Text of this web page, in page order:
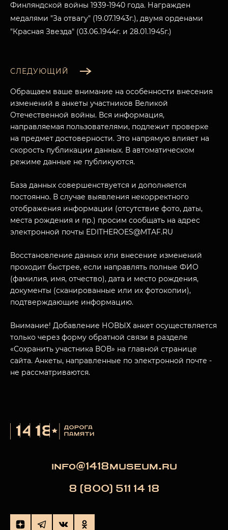
МУЗЕЙНЫЙ КОМПЛЕКС
О НАС
НАЗАД
Финляндской войны 1939-1940 года. Награжден
медалями "За отвагу" (19.07.1943г.), двумя орденами
"Красная Звезда" (03.06.1944г. и 28.01.1945г.)
СЛЕДУЮЩИЙ
Обращаем ваше внимание на особенности внесения
изменений в анкеты участников Великой
Отечественной войны. Вся информация,
направляемая пользователями, подлежит проверке
на предмет достоверности. Это напрямую влияет на
скорость публикации данных. В автоматическом
режиме данные не публикуются.
База данных совершенствуется и дополняется
постоянно. В случае выявления некорректного
отображения информации (отсутствие фото, даты,
места рождения и пр.) просим сообщать на адрес
электронной почты EDITHEROES@MTAF.RU
Восстановление данных или внесение изменений
проходит быстрее, если направлять полные ФИО
(фамилия, имя, отчество), дата и место рождения,
документы (сканированные или их фотокопии),
подтверждающие информацию.
Внимание! Добавление НОВЫХ анкет осуществляется
только через форму обратной связи в разделе
«Сохранить участника ВОВ» на главной странице
сайта. Анкеты, направленные по электронной почте -
не рассматриваются.
info@1418museum.ru
8 (800) 511 14 18